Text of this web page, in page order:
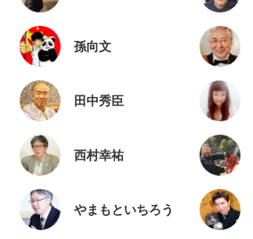
孫向文
田中秀臣
西村幸祐
やまもといちろう